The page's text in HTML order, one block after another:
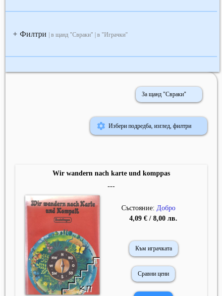
+ Филтри | в щанд "Свраки" | в "Играчки"
За щанд "Свраки"
Избери подредба, изглед, филтри
Wir wandern nach karte und komppas
---
Състояние: Добро
4,09 € / 8,00 лв.
Към играчката
Сравни цени